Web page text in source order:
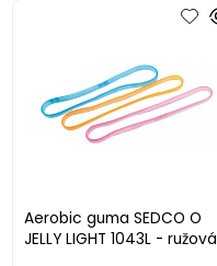
Aerobic guma SEDCO O
JELLY LIGHT 1043L - ružová